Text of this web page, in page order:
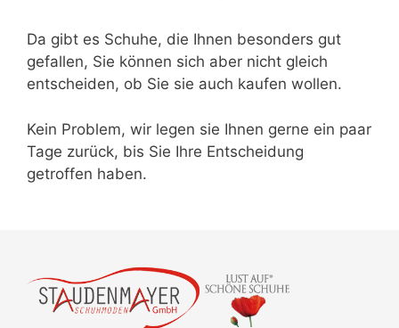
Da gibt es Schuhe, die Ihnen besonders gut
gefallen, Sie können sich aber nicht gleich
entscheiden, ob Sie sie auch kaufen wollen.
Kein Problem, wir legen sie Ihnen gerne ein paar
Tage zurück, bis Sie Ihre Entscheidung
getroffen haben.